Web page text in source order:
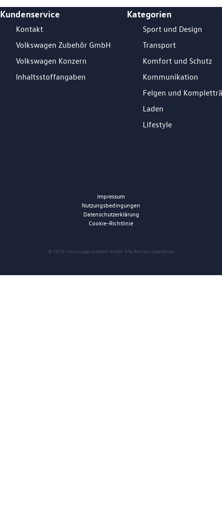
Footer Teaser
Kundenservice
Kontakt
Volkswagen Zubehör GmbH
Volkswagen Konzern
Inhaltsstoffangaben
Kategorien
Sport und Design
Transport
Komfort und Schutz
Kommunikation
Felgen und
Laden
Lifestyle
© 2026 Volkswagen Zubehör GmbH. Alle Rechte vorbehalten
Impressum
Nutzungsbedingungen
Datenschutzerklärung
Cookie-Richtlinie